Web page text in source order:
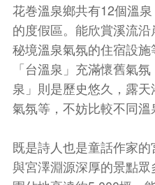
花巻溫泉鄉共有12個溫
的度假區。能欣賞溪流
秘境溫泉氣氛的住宿設施
「台溫泉」充滿懷舊氣
泉」則是歷史悠久，露
氣氛等，不妨比較不同溫
既是詩人也是童話作家的
與宮澤淵源深厚的景點